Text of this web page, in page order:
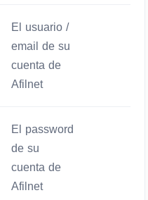
El usuario /
email de su
cuenta de
Afilnet
El password
de su
cuenta de
Afilnet